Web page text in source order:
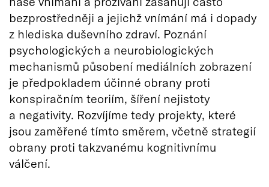
bezprostředněji a jejichž vnímání má i dopady
z hlediska duševního zdraví. Poznání
psychologických a neurobiologických
mechanismů působení mediálních zobrazení
je předpokladem účinné obrany proti
konspiračním teoriím, šíření nejistoty
a negativity. Rozvíjíme tedy projekty, které
jsou zaměřené tímto směrem, včetně strategií
obrany proti takzvanému kognitivnímu
válčení.